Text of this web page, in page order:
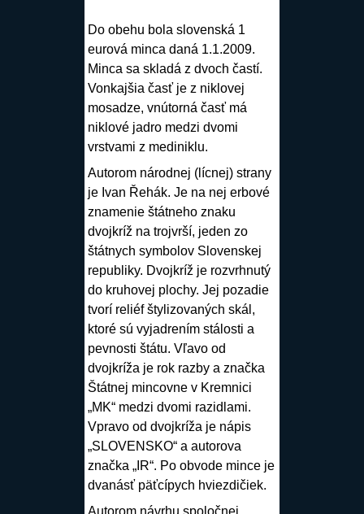
Do obehu bola slovenská 1
eurová minca daná 1.1.2009.
Minca sa skladá z dvoch častí.
Vonkajšia časť je z niklovej
mosadze, vnútorná časť má
niklové jadro medzi dvomi
vrstvami z mediniklu.
Autorom národnej (lícnej) strany
je Ivan Řehák. Je na nej erbové
znamenie štátneho znaku
dvojkríž na trojvrší, jeden zo
štátnych symbolov Slovenskej
republiky. Dvojkríž je rozvrhnutý
do kruhovej plochy. Jej pozadie
tvorí reliéf štylizovaných skál,
ktoré sú vyjadrením stálosti a
pevnosti štátu. Vľavo od
dvojkríža je rok razby a značka
Štátnej mincovne v Kremnici
„MK“ medzi dvomi razidlami.
Vpravo od dvojkríža je nápis
„SLOVENSKO“ a autorova
značka „IR“. Po obvode minceje
dvanásť päťcípych hviezdičiek.